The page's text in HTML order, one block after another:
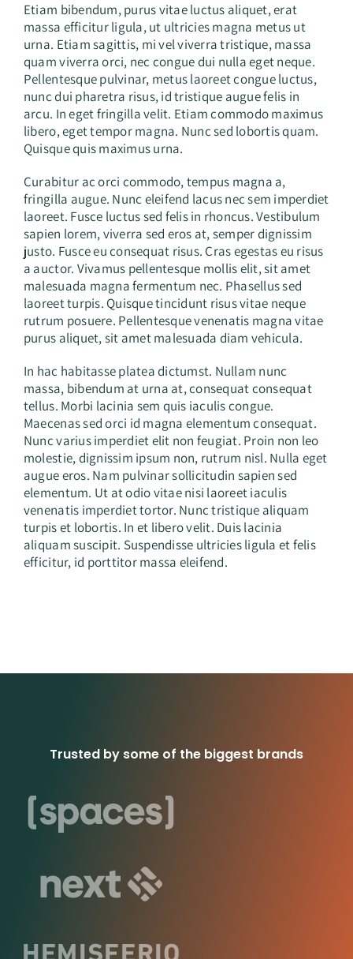
Etiam bibendum, purus vitae luctus aliquet, erat
massa efficitur ligula, ut ultricies magna metus ut
urna. Etiam sagittis, mi vel viverra tristique, massa
quam viverra orci, nec congue dui nulla eget neque.
Pellentesque pulvinar, metus laoreet congue luctus,
nunc dui pharetra risus, id tristique augue felis in
arcu. In eget fringilla velit. Etiam commodo maximus
libero, eget tempor magna. Nunc sed lobortis quam.
Quisque quis maximus urna.
Curabitur ac orci commodo, tempus magna a,
fringilla augue. Nunc eleifend lacus nec sem imperdiet
laoreet. Fusce luctus sed felis in rhoncus. Vestibulum
sapien lorem, viverra sed eros at, semper dignissim
justo. Fusce eu consequat risus. Cras egestas eu risus
a auctor. Vivamus pellentesque mollis elit, sit amet
malesuada magna fermentum nec. Phasellus sed
laoreet turpis. Quisque tincidunt risus vitae neque
rutrum posuere. Pellentesque venenatis magna vitae
purus aliquet, sit amet malesuada diam vehicula.
In hac habitasse platea dictumst. Nullam nunc
massa, bibendum at urna at, consequat consequat
tellus. Morbi lacinia sem quis iaculis congue.
Maecenas sed orci id magna elementum consequat.
Nunc varius imperdiet elit non feugiat. Proin non leo
molestie, dignissim ipsum non, rutrum nisl. Nulla eget
augue eros. Nam pulvinar sollicitudin sapien sed
elementum. Ut at odio vitae nisi laoreet iaculis
venenatis imperdiet tortor. Nunc tristique aliquam
turpis et lobortis. In et libero velit. Duis lacinia
aliquam suscipit. Suspendisse ultricies ligula et felis
efficitur, id porttitor massa eleifend.
Trusted by some of the biggest brands